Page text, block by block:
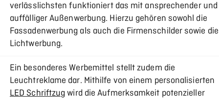
verlässlichsten funktioniert das mit ansprechender und
auffälliger Außenwerbung. Hierzu gehören sowohl die
Fassadenwerbung als auch die Firmenschilder sowie die
Lichtwerbung.
Ein besonderes Werbemittel stellt zudem die
Leuchtreklame dar. Mithilfe von einem personalisierten
LED Schriftzug wird die Aufmerksamkeit potenzieller